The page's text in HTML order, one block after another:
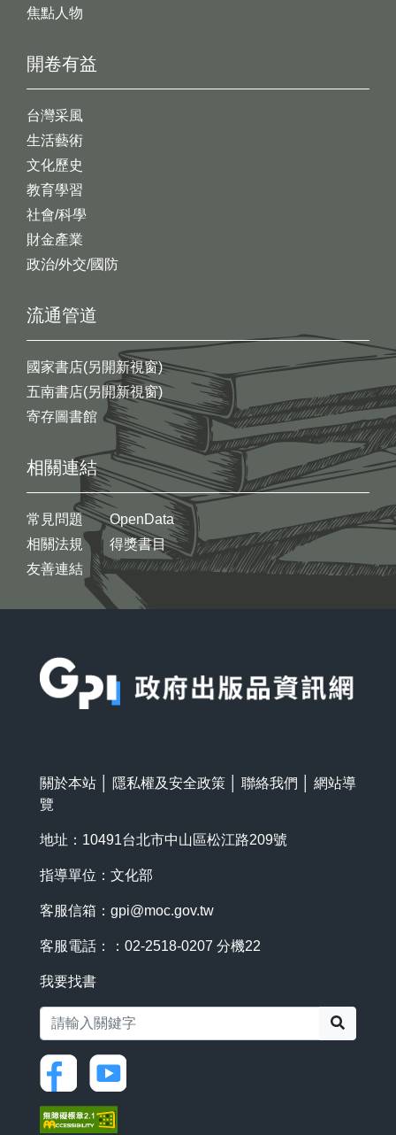
開卷有益
台灣采風
生活藝術
文化歷史
教育學習
社會/科學
財金產業
政治/外交/國防
焦點人物
流通管道
國家書店(另開新視窗)
五南書店(另開新視窗)
寄存圖書館
相關連結
常見問題
相關法規
友善連結
OpenData
得獎書目
關於本站 隱私權及安全政策 聯絡我們
網站導
覽
地址：10491台北市中山區松江路209號
指導單位：文化部
客服信箱： gpi@moc.gov.tw
客服電話：：02-2518-0207 分機22
我要找書